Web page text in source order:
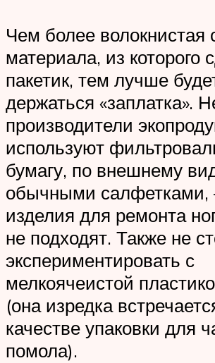
Чем более волокнистая
материала, из которого
пакетик, тем лучше
держаться «заплатка».
производители
используют
бумагу, по внешнему
обычными салфетками,
изделия для ремонта
не подходят. Также не
экспериментировать с
мелкоячеистой
(она изредка
качестве упаковки для
помола).